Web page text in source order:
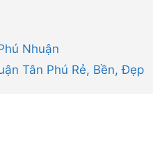
Nhuận
Tân Phú Rẻ, Bền, Đẹp